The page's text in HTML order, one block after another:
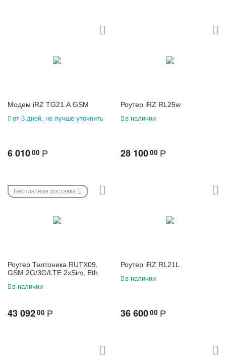
Модем iRZ TG21.A GSM
от 3 дней, но лучше уточнить
6 01000 Р
Роутер iRZ RL25w
в наличии
28 10000 Р
Бесплатная доставка
Роутер Телтоника RUTX09,
GSM 2G/3G/LTE 2xSim, Eth
в наличии
43 09200 Р
Роутер iRZ RL21L
в наличии
36 60000 Р